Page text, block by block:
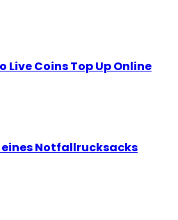
Live Coins Top Up Online
Notfallrucksacks